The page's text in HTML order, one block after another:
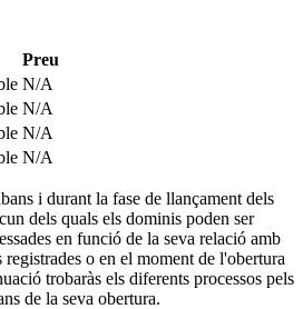
Preu
N/A
N/A
N/A
N/A
i durant la fase de llançament dels
dels quals els dominis poden ser
en funció de la seva relació amb
o en el moment de l'obertura
trobaràs els diferents processos pels
de la seva obertura.